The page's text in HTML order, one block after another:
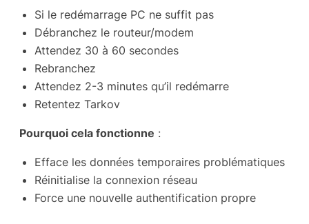
Si le redémarrage PC ne suffit pas
Débranchez le routeur/modem
Attendez 30 à 60 secondes
Rebranchez
Attendez 2-3 minutes qu’il redémarre
Retentez Tarkov
Pourquoi cela fonctionne :
Efface les données temporaires problématiques
Réinitialise la connexion réseau
Force une nouvelle authentification propre